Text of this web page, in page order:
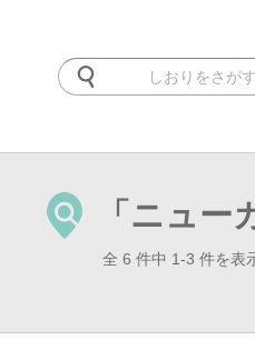
「ニュ
全 6 件中 1-3 件を表